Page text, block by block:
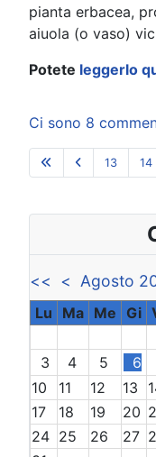
pianta erbacea,
aiuola (o vaso)
Potete leggerlo
Ci sono 8
13 14
<< < Agosto
Lu Ma Me Gi
3
4 5 6
10
11 12 13
17
18 19 20
24 25 26 27